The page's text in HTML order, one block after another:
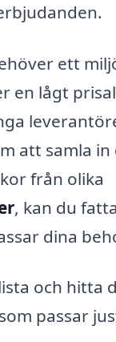
ett
en lågt
att samla
från olika
, kan du
dina
och hitta
passar